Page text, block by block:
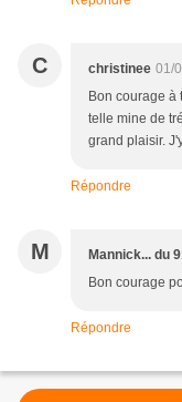
C christinee 01/
Bon courage à
telle mine de
grand plaisir.
Répondre
M Mannick... du
Bon courage
Répondre